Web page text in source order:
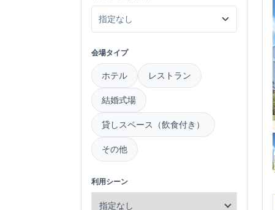
会場タイプ
ホテル レストラン
結婚式場
貸しスペース（飲食付き）
その他
利用シーン